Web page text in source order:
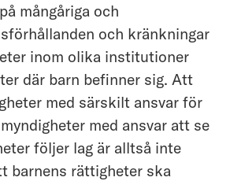
mångåriga och
och kränkningar
inom olika institutioner
där barn befinner sig. Att
med särskilt ansvar för
med ansvar att se
följer lag är alltså inte
barnens rättigheter ska